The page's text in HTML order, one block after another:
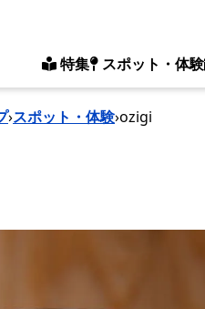
特集 スポット・体験
›スポット・体験›ozigi